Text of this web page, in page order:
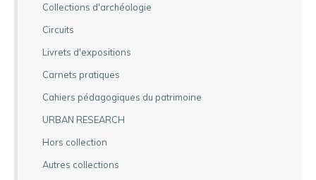
Collections d'archéologie
Circuits
Livrets d'expositions
Carnets pratiques
Cahiers pédagogiques du patrimoine
URBAN RESEARCH
Hors collection
Autres collections